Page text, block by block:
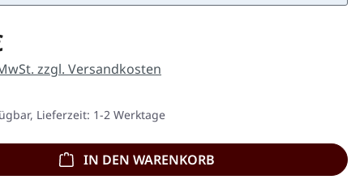
zzgl. Versandkosten
Lieferzeit: 1-2 Werktage
IN DEN WARENKORB